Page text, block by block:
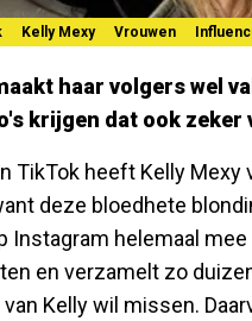
Kelly Mexy Vrouwen
haar volgers wel
krijgen dat ook zeker
TikTok heeft Kelly
deze bloedhete
Instagram helemaal
en verzamelt zo
Kelly wil missen.